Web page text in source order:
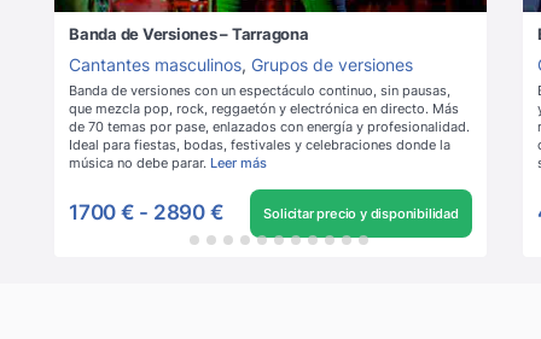
Banda de Versiones – Tarragona
Cantantes masculinos, Grupos de versiones
Banda de versiones con un espectáculo continuo, sin pausas,
que mezcla pop, rock, reggaetón y electrónica en directo. Más
de 70 temas por pase, enlazados con energía y profesionalidad.
Ideal para fiestas, bodas, festivales y celebraciones donde la
música no debe parar. Leer más
1700 € - 2890 € Solicitar precio y disponibilidad